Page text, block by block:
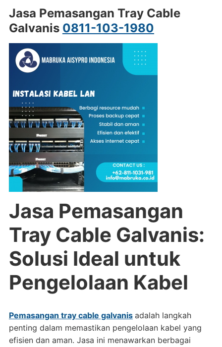
Jasa Pemasangan Tray Cable
Galvanis 0811-103-1980
Jasa Pemasangan
Tray Cable Galvanis:
Solusi Ideal untuk
Pengelolaan Kabel
Pemasangan tray cable galvanis adalah langkah
penting dalam memastikan pengelolaan kabel yang
efisien dan aman. Jasa ini menawarkan berbagai